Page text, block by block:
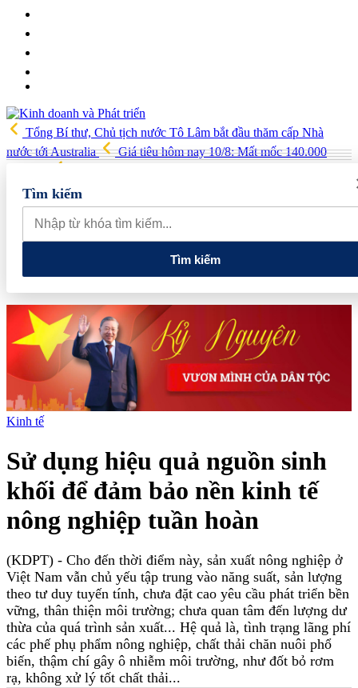
Tổng Bí thư, Chủ tịch nước Tô Lâm bắt đầu thăm cấp Nhà
nước tới Australia
Giá tiêu hôm nay 10/8: Mất mốc 140.000
ngang ở mốc 96.900 đồng/kg
trình có ý nghĩa chiến lược phát triển kinh tế, văn hóa và du lịch khu
vực phía Bắc
Bảo Tín Mạnh Hải, PNJ, Mi Hồng lên tiếng sau
kết luận thanh tra
Tìm kiếm
Tìm kiếm
Kinh tế
Sử dụng hiệu quả nguồn sinh
khối để đảm bảo nền kinh tế
nông nghiệp tuần hoàn
(KDPT) - Cho đến thời điểm này, sản xuất nông nghiệp ở
Việt Nam vẫn chủ yếu tập trung vào năng suất, sản lượng
theo tư duy tuyến tính, chưa đặt cao yêu cầu phát triển bền
vững, thân thiện môi trường; chưa quan tâm đến lượng dư
thừa của quá trình sản xuất... Hệ quả là, tình trạng lãng phí
các phế phụ phẩm nông nghiệp, chất thải chăn nuôi phổ
biến, thậm chí gây ô nhiễm môi trường, như đốt bỏ rơm
rạ, không xử lý tốt chất thải...